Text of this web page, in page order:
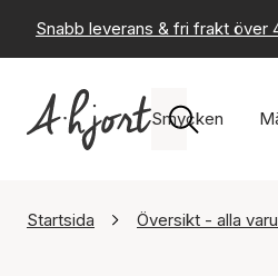
Snabb leverans & fri frakt över
Smycken
Startsida Översikt - alla